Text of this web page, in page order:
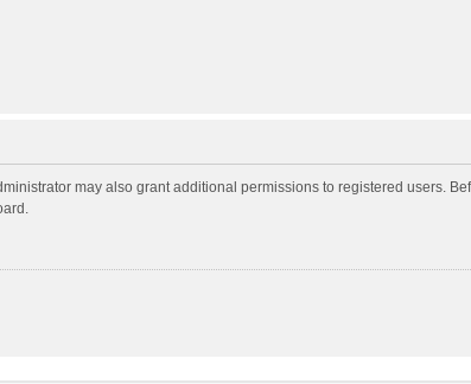
may also grant additional permissions to registered users.